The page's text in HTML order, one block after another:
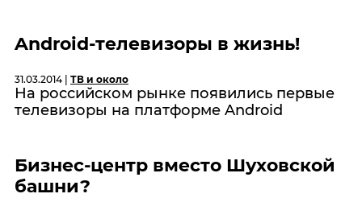
Android-телевизоры в жизнь!
31.03.2014 | ТВ и около
На российском рынке появились первые
телевизоры на платформе Android
Бизнес-центр вместо Шуховской
башни?